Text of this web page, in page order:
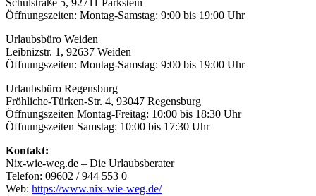
Schulstraße 5, 92711 Parkstein
Öffnungszeiten: Montag-Samstag: 9:00 bis 19:00 Uhr
Urlaubsbüro Weiden
Leibnizstr. 1, 92637 Weiden
Öffnungszeiten: Montag-Samstag: 9:00 bis 19:00 Uhr
Urlaubsbüro Regensburg
Fröhliche-Türken-Str. 4, 93047 Regensburg
Öffnungszeiten Montag-Freitag: 10:00 bis 18:30 Uhr
Öffnungszeiten Samstag: 10:00 bis 17:30 Uhr
Kontakt:
Nix-wie-weg.de – Die Urlaubsberater
Telefon: 09602 / 944 553 0
Web: https://www.nix-wie-weg.de/